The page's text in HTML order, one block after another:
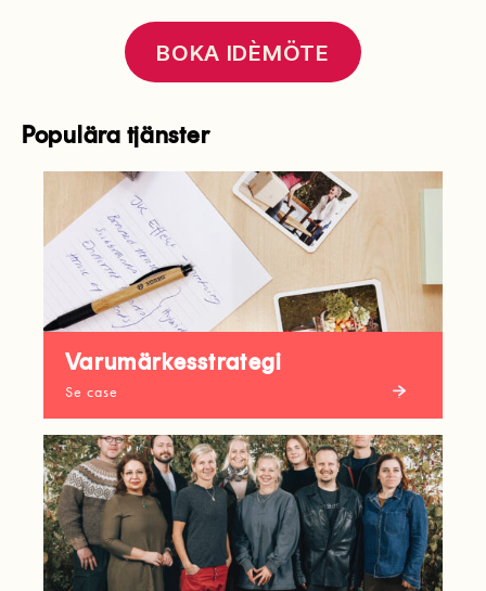
BOKA IDÈMÖTE
Populära tjänster
Varumärkesstrategi
Se case